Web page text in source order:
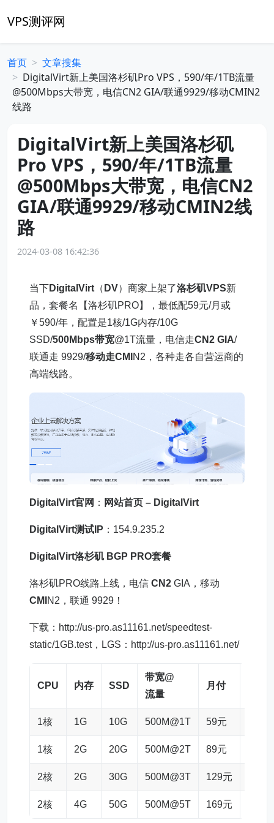
VPS测评网
首页
文章搜集
DigitalVirt新上美国洛杉矶Pro VPS，590/年/1TB流量
@500Mbps大带宽，电信CN2 GIA/联通9929/移动CMIN2
线路
DigitalVirt新上美国洛杉矶
Pro VPS，590/年/1TB流量
@500Mbps大带宽，电信CN2
GIA/联通9929/移动CMIN2线
路
2024-03-08 16:42:36
当下DigitalVirt （ DV）商家上架了洛杉矶VPS新
品，套餐名【洛杉矶PRO】，最低配59元/月或
￥590/年，配置是1核/1G内存/10G
SSD/500Mbps带宽@1T流量，电信走CN2 GIA/
联通走 9929/移动走CMI N2，各种走各自营运商的
高端线路。
DigitalVirt官网 ： 网站首页 – DigitalVirt
DigitalVirt测试IP ：154.9.235.2
DigitalVirt洛杉矶 BGP PRO套餐
洛杉矶PRO线路上线，电信 CN2 GIA，移动
CMI N2，联通 9929！
下载：http://us-pro.as11161.net/speedtest-
static/1GB.test，LGS：http://us-pro.as11161.net/
CPU 内存 SSD
带宽@
流量
月付
1核 1G 10G 500M@1T 59元
1核 2G 20G 500M@2T 89元
2核 2G 30G 500M@3T 129元
2核 4G 50G 500M@5T 169元